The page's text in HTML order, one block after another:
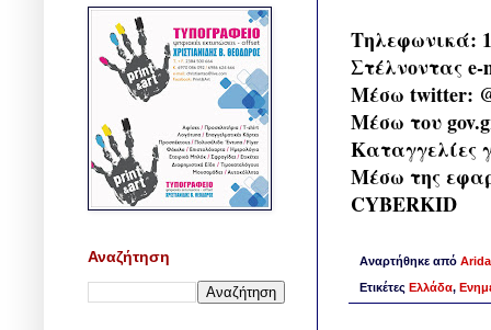
Τηλεφωνικά:
Στέλνοντας e-
Μέσω twitter:
Μέσω του
Καταγγελίες
Μέσω της
CYBERΚΙD
Αναρτήθηκε από
Ετικέτες Ελλάδα,
Αναζήτηση